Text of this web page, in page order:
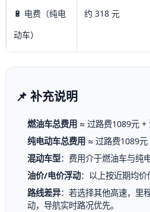
🔋 电费（纯电
动车）
约 318 元
📌 补充说明
燃油车总费用 ≈ 过路费1089元 +
纯电动车总费用 ≈ 过路费1089
混动车型：费用介于燃油车与纯
油价/电价浮动：以上按近期均
路线差异：若选择其他高速，里
动，导航实时路况优先。